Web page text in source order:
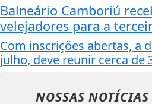
Balneário Camboriú
velejadores para a
Com inscrições abertas, a
julho, deve reunir cerca de
NOSSAS NOTÍCIAS